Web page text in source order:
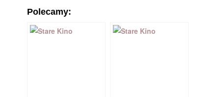
Polecamy: